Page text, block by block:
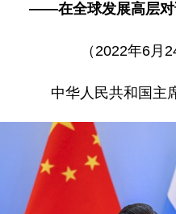
——在全球发展高层对
（2022年6月
中华人民共和国